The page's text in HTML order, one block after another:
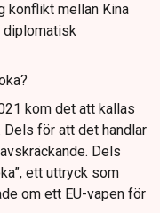
konflikt mellan Kina
diplomatisk
kom det att kallas
Dels för att det handlar
Dels
ett uttryck som
om ett EU-vapen för